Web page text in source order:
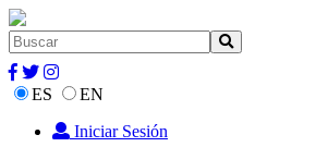
ES
EN
Iniciar Sesión